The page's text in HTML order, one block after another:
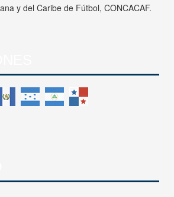
y del Caribe de Fútbol, CONCACAF.